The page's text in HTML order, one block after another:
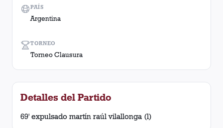
TORNEO
Torneo Clausura
PAÍS
Argentina
Detalles del Partido
69' expulsado martín raúl vilallonga (l)